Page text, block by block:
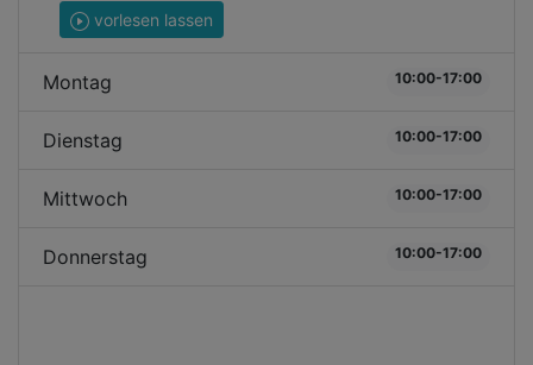
vorlesen lassen
Montag 10:00-17:00
Dienstag 10:00-17:00
Mittwoch 10:00-17:00
Donnerstag 10:00-17:00